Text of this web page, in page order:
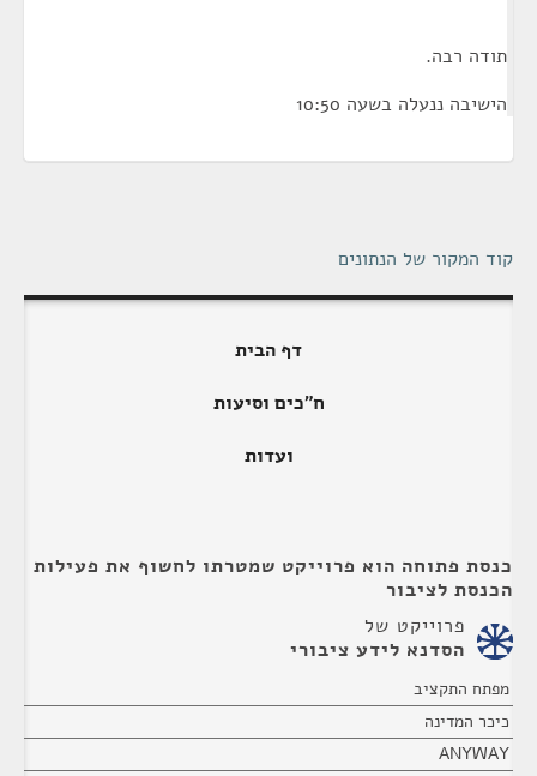
תודה רבה.
הישיבה ננעלה בשעה 10:50
קוד המקור של הנתונים
דף הבית
ח"כים וסיעות
ועדות
כנסת פתוחה הוא פרוייקט שמטרתו לחשוף את פעילות
הכנסת לציבור
פרוייקט של
הסדנא לידע ציבורי
מפתח התקציב
כיכר המדינה
ANYWAY